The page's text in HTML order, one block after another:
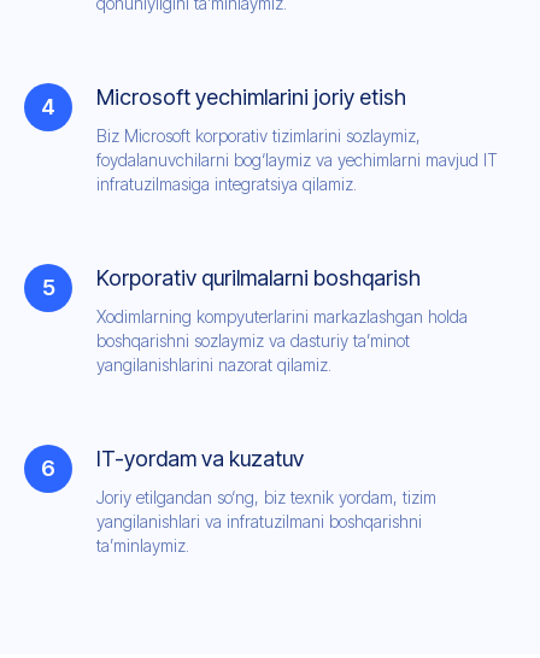
Microsoft yechimlarini joriy etish
Biz Microsoft korporativ tizimlarini sozlaymiz,
foydalanuvchilarni bog‘laymiz va yechimlarni mavjud IT
infratuzilmasiga integratsiya qilamiz.
Korporativ qurilmalarni boshqarish
Xodimlarning kompyuterlarini markazlashgan holda
boshqarishni sozlaymiz va dasturiy ta’minot
yangilanishlarini nazorat qilamiz.
IT-yordam va kuzatuv
Joriy etilgandan so‘ng, biz texnik yordam, tizim
yangilanishlari va infratuzilmani boshqarishni
ta’minlaymiz.